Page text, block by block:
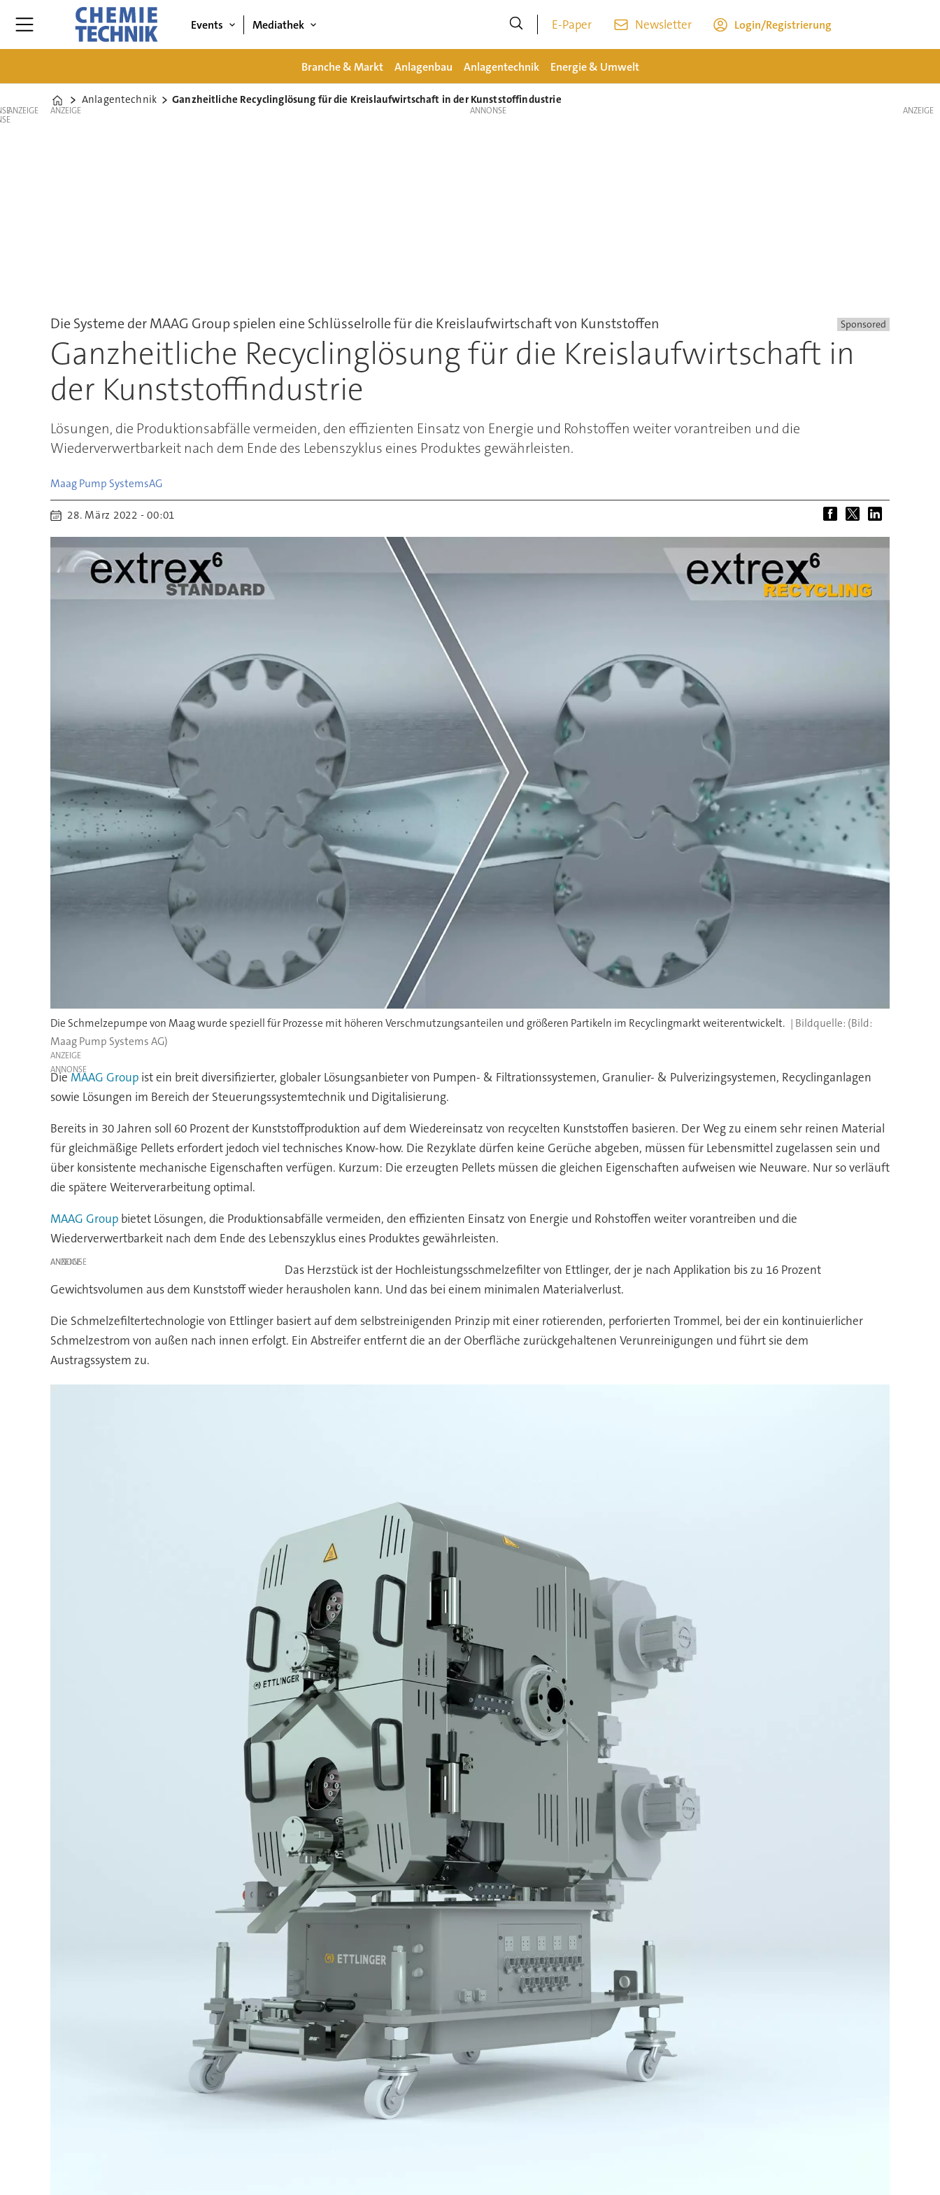
Events Mediathek E-Paper Newsletter Login/Registrierung
Branche & Markt Anlagenbau Anlagentechnik Energie & Umwelt
Home
Anlagentechnik Ganzheitliche Recyclinglösung für die Kreislaufwirtschaft in der Kunststoffindustrie
ANZEIGE ANZEIGE
Die Systeme der MAAG Group spielen eine Schlüsselrolle für die Kreislaufwirtschaft von Kunststoffen Sponsored
Ganzheitliche Recyclinglösung für die Kreislaufwirtschaft in
der Kunststoffindustrie
Lösungen, die Produktionsabfälle vermeiden, den effizienten Einsatz von Energie und Rohstoffen weiter vorantreiben und die
Wiederverwertbarkeit nach dem Ende des Lebenszyklus eines Produktes gewährleisten.
Maag Pump SystemsAG
28. März 2022 - 00:01
Die Schmelzepumpe von Maag wurde speziell für Prozesse mit höheren Verschmutzungsanteilen und größeren Partikeln im Recyclingmarkt weiterentwickelt.
(Bild:
Maag Pump Systems AG)
ANZEIGE
DieMAAG Groupist ein breit diversifizierter, globaler Lösungsanbieter von Pumpen- & Filtrationssystemen, Granulier- & Pulverizingsystemen, Recyclinganlagen
sowie Lösungen im Bereich der Steuerungssystemtechnik und Digitalisierung.
Bereits in 30 Jahren soll 60 Prozent der Kunststoffproduktion auf dem Wiedereinsatz von recycelten Kunststoffen basieren. Der Weg zu einem sehr reinen Material
für gleichmäßige Pellets erfordert jedoch viel technisches Know-how. Die Rezyklate dürfen keine Gerüche abgeben, müssen für Lebensmittel zugelassen sein und
über konsistente mechanische Eigenschaften verfügen. Kurzum: Die erzeugten Pellets müssen die gleichen Eigenschaften aufweisen wie Neuware. Nur so verläuft
die spätere Weiterverarbeitung optimal.
MAAG Groupbietet Lösungen, die Produktionsabfälle vermeiden, den effizienten Einsatz von Energie und Rohstoffen weiter vorantreiben und die
Wiederverwertbarkeit nach dem Ende des Lebenszyklus eines Produktes gewährleisten.
ANZEIGE
Das Herzstück ist der Hochleistungsschmelzefilter von Ettlinger, der je nach Applikation bis zu 16 Prozent
Gewichtsvolumen aus dem Kunststoff wieder herausholen kann. Und das bei einem minimalen Materialverlust.
Die Schmelzefiltertechnologie von Ettlinger basiert auf dem selbstreinigenden Prinzip mit einer rotierenden, perforierten Trommel, bei der ein kontinuierlicher
Schmelzestrom von außen nach innen erfolgt. Ein Abstreifer entfernt die an der Oberfläche zurückgehaltenen Verunreinigungen und führt sie dem
Austragssystem zu.
ANZEIGE